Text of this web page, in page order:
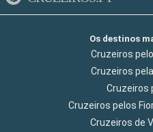
Os destinos
Cruzeiros
Cruzeiros
Cruzeiros
Cruzeiros pelos
Cruzeiros de